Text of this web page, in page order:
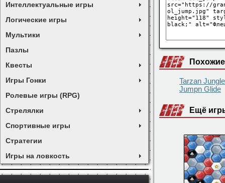
Интеллектуальные игры
Логические игры
Мультики
Пазлы
Квесты
Игры Гонки
Ролевые игры (RPG)
Стрелялки
Спортивные игры
Стратегии
Игры на ловкость
Tarzan
Jumpn Glide
Ещё